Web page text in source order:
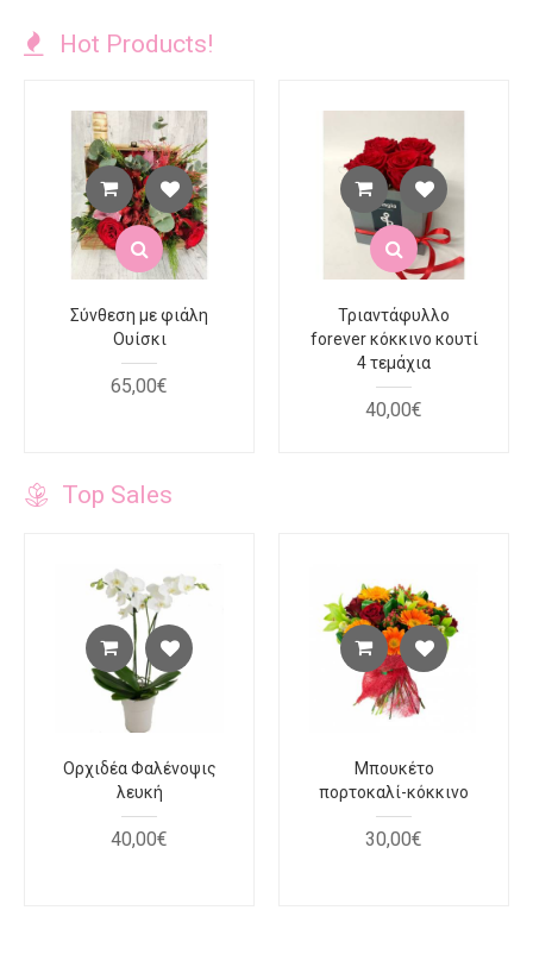
Hot Products!
Σύνθεση με φιάλη
Ουίσκι
65,00€
Τριαντάφυλλο
forever κόκκινο κουτί
4 τεμάχια
40,00€
Top Sales
Ορχιδέα Φαλένοψις
λευκή
40,00€
Μπουκέτο
πορτοκαλί-κόκκινο
30,00€